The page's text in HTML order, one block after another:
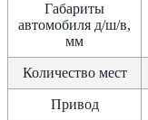
Габариты
автомобиля д/ш/в,
мм
Количество мест
Привод